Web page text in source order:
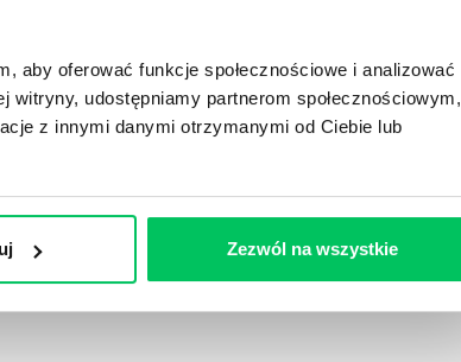
aby oferować funkcje społecznościowe i analizować
udostępniamy partnerom społecznościowym,
z innymi danymi otrzymanymi od Ciebie lub
Zezwól na wszystkie
bez konieczności
prezentuje
laboratorium